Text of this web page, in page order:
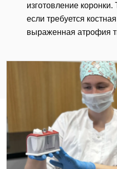
изготовление
если требуется
выраженная атрофия